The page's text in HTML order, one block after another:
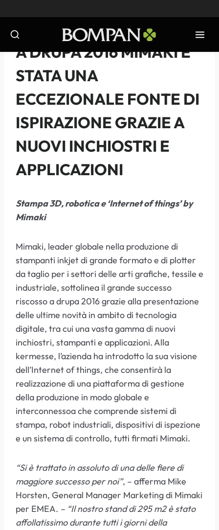
al
contenuto
NOTIZIE 2016
A DRUPA 2016 MIMAKI È
STATA UNA
ECCEZIONALE FONTE DI
ISPIRAZIONE GRAZIE A
NUOVI INCHIOSTRI E
APPLICAZIONI
Stampa 3D, robotica e ‘Internet of things’ by
Mimaki
Mimaki, leader globale nella produzione di
stampanti inkjet di grande formato e di plotter
da taglio per i settori delle arti grafiche, tessile e
industriale, sottolinea il grande successo
riscosso a drupa 2016 grazie alla presentazione
delle ultime novità in ambito di tecnologia
digitale, tra cui una vasta gamma di nuovi
inchiostri, stampanti e applicazioni. Alla
kermesse, l’azienda ha introdotto la sua visione
dell’Internet of things, che consentirà la
realizzazione di una piattaforma di gestione
della produzione in modo globale e
interconnessoa che comprende sistemi di
stampa, robot industriali, dispositivi di ispezione
e un sistema di controllo, tutti firmati Mimaki.
“Si è trattato in assoluto di una delle fiere di
maggiore successo per noi”, – afferma Mike
Horsten, General Manager Marketing di Mimaki
per EMEA. – “Il nostro stand di 295 m2 è stato
affollatissimo durante tutti i giorni della